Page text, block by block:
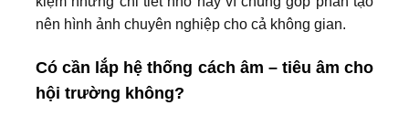
nên hình ảnh chuyên nghiệp cho cả không gian.
Có cần lắp hệ thống cách âm – tiêu âm cho
hội trường không?